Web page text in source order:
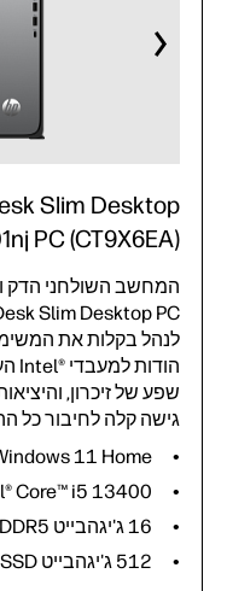
Slim Desktop
PC (CT9X6EA)
לנהל בקלות את
הודות למעבדי Intel®‎ העדכניים
שפע של זיכרון,
גישה קלה לחיבור כל
11 Home
Core™ i5 13400
16 ג'יגהבייט DDR5
512 ג'יגהבייט SSD